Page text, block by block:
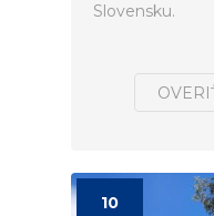
Slovensku.
10